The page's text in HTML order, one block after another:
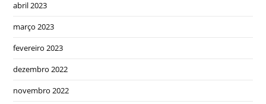
abril 2023
março 2023
fevereiro 2023
dezembro 2022
novembro 2022